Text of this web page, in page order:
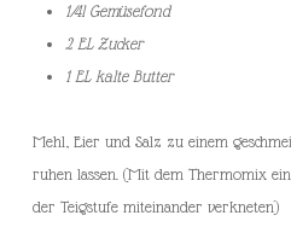
1/4l Gemüsefond
2 EL Zucker
1 EL kalte Butter
Mehl, Eier und Salz zu einem
ruhen lassen. (Mit dem Thermomix
der Teigstufe miteinander verkneten)